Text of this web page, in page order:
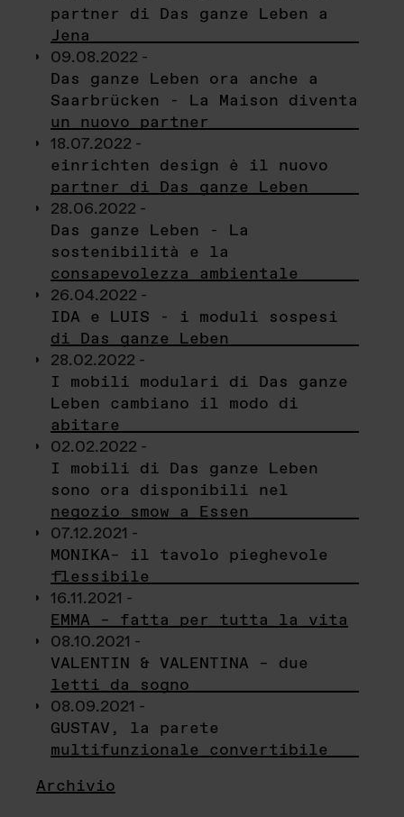
partner di Das ganze Leben a
Jena
09.08.2022 -
Das ganze Leben ora anche a
Saarbrücken - La Maison diventa
un nuovo partner
18.07.2022 -
einrichten design è il nuovo
partner di Das ganze Leben
28.06.2022 -
Das ganze Leben - La
sostenibilità e la
consapevolezza ambientale
26.04.2022 -
IDA e LUIS - i moduli sospesi
di Das ganze Leben
28.02.2022 -
I mobili modulari di Das ganze
Leben cambiano il modo di
abitare
02.02.2022 -
I mobili di Das ganze Leben
sono ora disponibili nel
negozio smow a Essen
07.12.2021 -
MONIKA– il tavolo pieghevole
flessibile
16.11.2021 -
EMMA – fatta per tutta la vita
08.10.2021 -
VALENTIN & VALENTINA – due
letti da sogno
08.09.2021 -
GUSTAV, la parete
multifunzionale convertibile
Archivio